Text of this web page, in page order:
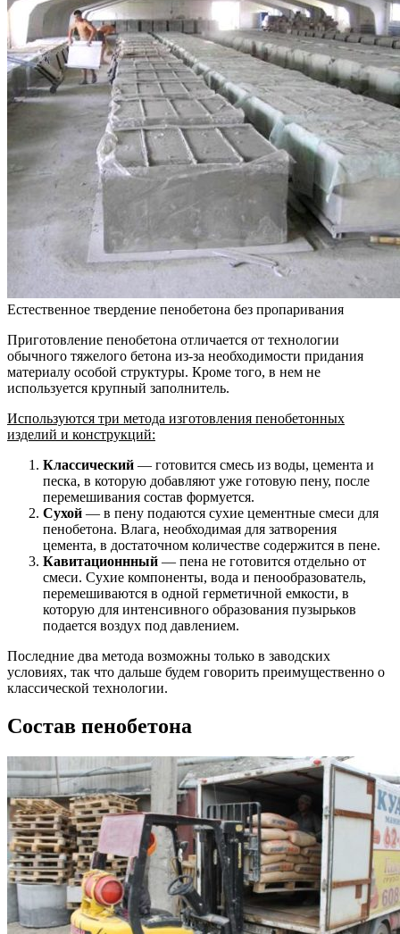
Естественное твердение пенобетона без пропаривания
Приготовление пенобетона отличается от технологии
обычного тяжелого бетона из-за необходимости придания
материалу особой структуры. Кроме того, в нем не
используется крупный заполнитель.
Используются три метода изготовления пенобетонных
изделий и конструкций:
Классический — готовится смесь из воды, цемента и
песка, в которую добавляют уже готовую пену, после
перемешивания состав формуется.
Сухой — в пену подаются сухие цементные смеси для
пенобетона. Влага, необходимая для затворения
цемента, в достаточном количестве содержится в пене.
Кавитационнный — пена не готовится отдельно от
смеси. Сухие компоненты, вода и пенообразователь,
перемешиваются в одной герметичной емкости, в
которую для интенсивного образования пузырьков
подается воздух под давлением.
Последние два метода возможны только в заводских
условиях, так что дальше будем говорить преимущественно о
классической технологии.
Состав пенобетона